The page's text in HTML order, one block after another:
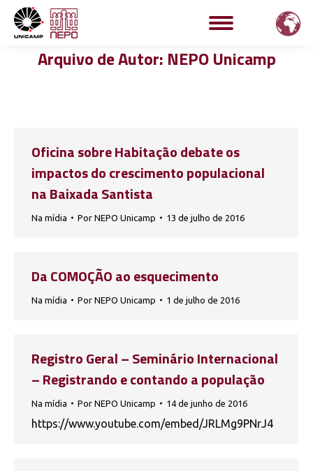
Arquivo de Autor: NEPO Unicamp
Oficina sobre Habitação debate os
impactos do crescimento populacional
na Baixada Santista
Na mídia Por NEPO Unicamp 13 de julho de 2016
Da COMOÇÃO ao esquecimento
Na mídia Por NEPO Unicamp 1 de julho de 2016
Registro Geral – Seminário Internacional
– Registrando e contando a população
Na mídia Por NEPO Unicamp 14 de junho de 2016
https://www.youtube.com/embed/JRLMg9PNrJ4